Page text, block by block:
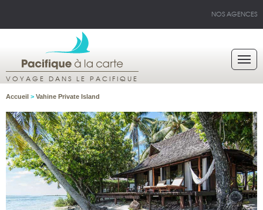
NOS AGENCES
VOYAGE DANS LE PACIFIQUE
Accueil > Vahine Private Island